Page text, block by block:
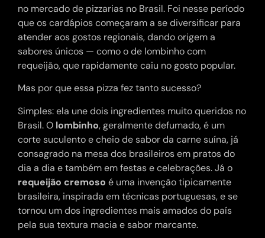
no mercado de pizzarias no Brasil. Foi nesse período
que os cardápios começaram a se diversificar para
atender aos gostos regionais, dando origem a
sabores únicos — como o de lombinho com
requeijão, que rapidamente caiu no gosto popular.
Mas por que essa pizza fez tanto sucesso?
Simples: ela une dois ingredientes muito queridos no
Brasil. O lombinho, geralmente defumado, é um
corte suculento e cheio de sabor da carne suína, já
consagrado na mesa dos brasileiros em pratos do
dia a dia e também em festas e celebrações. Já o
requeijão cremoso é uma invenção tipicamente
brasileira, inspirada em técnicas portuguesas, e se
tornou um dos ingredientes mais amados do país
pela sua textura macia e sabor marcante.